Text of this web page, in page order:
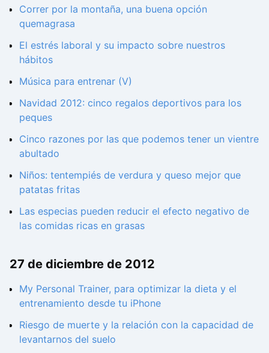
Correr por la montaña, una buena opción
quemagrasa
El estrés laboral y su impacto sobre nuestros
hábitos
Música para entrenar (V)
Navidad 2012: cinco regalos deportivos para los
peques
Cinco razones por las que podemos tener un vientre
abultado
Niños: tentempiés de verdura y queso mejor que
patatas fritas
Las especias pueden reducir el efecto negativo de
las comidas ricas en grasas
27 de diciembre de 2012
My Personal Trainer, para optimizar la dieta y el
entrenamiento desde tu iPhone
Riesgo de muerte y la relación con la capacidad de
levantarnos del suelo